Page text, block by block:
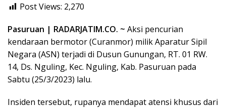
Post Views: 2,270
Pasuruan | RADARJATIM.CO. ~ Aksi pencurian
kendaraan bermotor (Curanmor) milik Aparatur Sipil
Negara (ASN) terjadi di Dusun Gunungan, RT. 01 RW.
14, Ds. Nguling, Kec. Nguling, Kab. Pasuruan pada
Sabtu (25/3/2023) lalu.
Insiden tersebut, rupanya mendapat atensi khusus dari